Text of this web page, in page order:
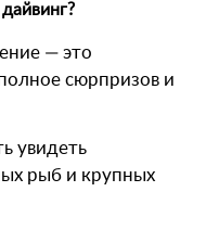
— это
сюрпризов и
увидеть
рыб и крупных